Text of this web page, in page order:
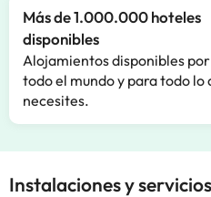
Más de 1.000.000 hoteles
disponibles
Alojamientos disponibles por
todo el mundo y para todo lo
necesites.
Instalaciones y servicios